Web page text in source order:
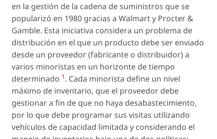
en la gestión de la cadena de suministros que se
popularizó en 1980 gracias a Walmart y Procter &
Gamble. Esta iniciativa considera un problema de
distribución en el que un producto debe ser enviado
desde un proveedor (fabricante o distribuidor) a
varios minoristas en un horizonte de tiempo
determinado 1. Cada minorista define un nivel
máximo de inventario, que el proveedor debe
gestionar a fin de que no haya desabastecimiento,
por lo que debe programar sus visitas utilizando
vehículos de capacidad limitada y considerando el